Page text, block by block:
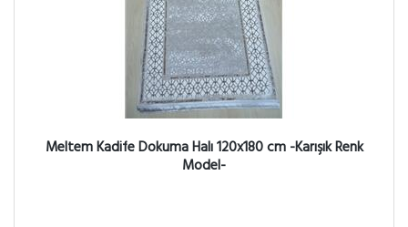
Meltem Kadife Dokuma Halı 120x180 cm -Karışık Renk
Model-